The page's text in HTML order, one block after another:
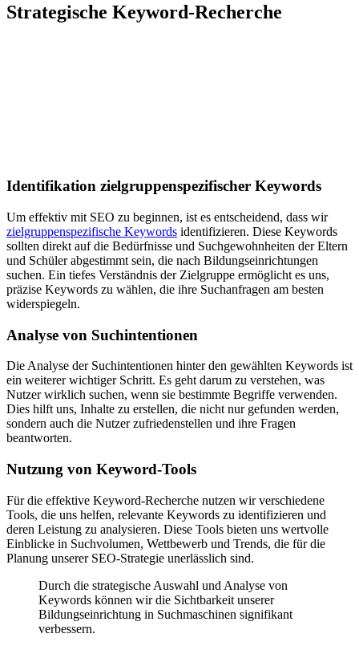
Strategische Keyword-Recherche
Identifikation zielgruppenspezifischer Keywords
Um effektiv mit SEO zu beginnen, ist es entscheidend, dass wir
zielgruppenspezifische Keywords identifizieren. Diese Keywords
sollten direkt auf die Bedürfnisse und Suchgewohnheiten der Eltern
und Schüler abgestimmt sein, die nach Bildungseinrichtungen
suchen. Ein tiefes Verständnis der Zielgruppe ermöglicht es uns,
präzise Keywords zu wählen, die ihre Suchanfragen am besten
widerspiegeln.
Analyse von Suchintentionen
Die Analyse der Suchintentionen hinter den gewählten Keywords ist
ein weiterer wichtiger Schritt. Es geht darum zu verstehen, was
Nutzer wirklich suchen, wenn sie bestimmte Begriffe verwenden.
Dies hilft uns, Inhalte zu erstellen, die nicht nur gefunden werden,
sondern auch die Nutzer zufriedenstellen und ihre Fragen
beantworten.
Nutzung von Keyword-Tools
Für die effektive Keyword-Recherche nutzen wir verschiedene
Tools, die uns helfen, relevante Keywords zu identifizieren und
deren Leistung zu analysieren. Diese Tools bieten uns wertvolle
Einblicke in Suchvolumen, Wettbewerb und Trends, die für die
Planung unserer SEO-Strategie unerlässlich sind.
Durch die strategische Auswahl und Analyse von
Keywords können wir die Sichtbarkeit unserer
Bildungseinrichtung in Suchmaschinen signifikant
verbessern.